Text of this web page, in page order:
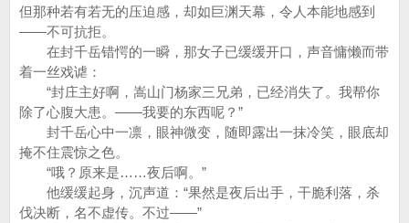
但那种若有若无的压迫感，却如巨渊天幕，令人本能地感到
——不可抗拒。
在封千岳错愕的一瞬，那女子已缓缓开口，声音慵懒而带
着一丝戏谑：
“封庄主好啊，嵩山门杨家三兄弟，已经消失了。我帮你
除了心腹大患。——我要的东西呢？”
封千岳心中一凛，眼神微变，随即露出一抹冷笑，眼底却
掩不住震惊之色。
“哦？原来是……夜后啊。”
他缓缓起身，沉声道：“果然是夜后出手，干脆利落，杀
伐决断，名不虚传。不过——”